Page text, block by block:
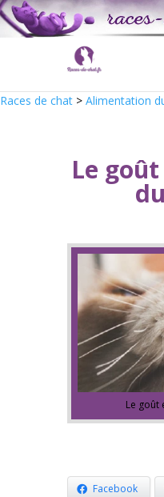
Races de chat > Alimentation
Le
Le goût
Facebook